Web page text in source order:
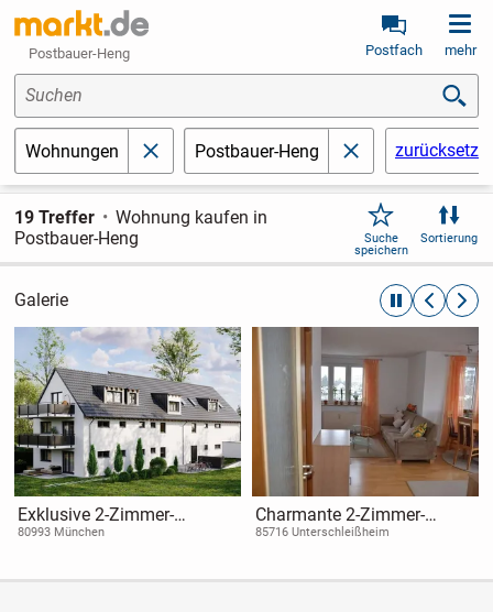
Postbauer-Heng Postfach mehr
Suchen
Wohnungen schließenPostbauer-Heng schließen
19 Treffer
Wohnung kaufen in
Postbauer-Heng
Suche
speichern
Sortierung
Galerie automatische
Exklusive 2-Zimmer-
Neubauwohnung in
modern & hochwertig
80993 München
Charmante 2-Zimmer-
Wohnung im Herzen von
85716 Unterschleißheim